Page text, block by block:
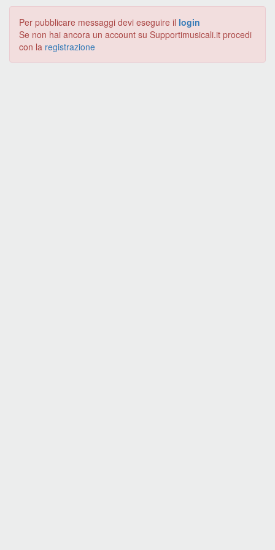
Per pubblicare messaggi devi eseguire il login
Se non hai ancora un account su Supportimusicali.it procedi
con la registrazione